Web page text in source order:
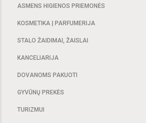
ASMENS HIGIENOS PRIEMONĖS
KOSMETIKA | PARFUMERIJA
STALO ŽAIDIMAI, ŽAISLAI
KANCELIARIJA
DOVANOMS PAKUOTI
GYVŪNŲ PREKĖS
TURIZMUI